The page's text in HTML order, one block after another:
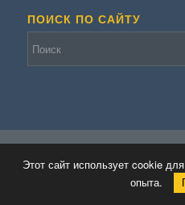
ПОИСК ПО САЙТУ
Theme by Kriesi
Этот сайт использует cookie
опыта.